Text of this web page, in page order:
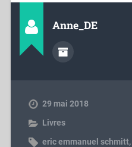
Anne_DE
29 mai 2018
Livres
eric emmanuel schmitt,